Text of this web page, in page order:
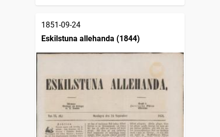
1851-09-24
Eskilstuna allehanda (1844)